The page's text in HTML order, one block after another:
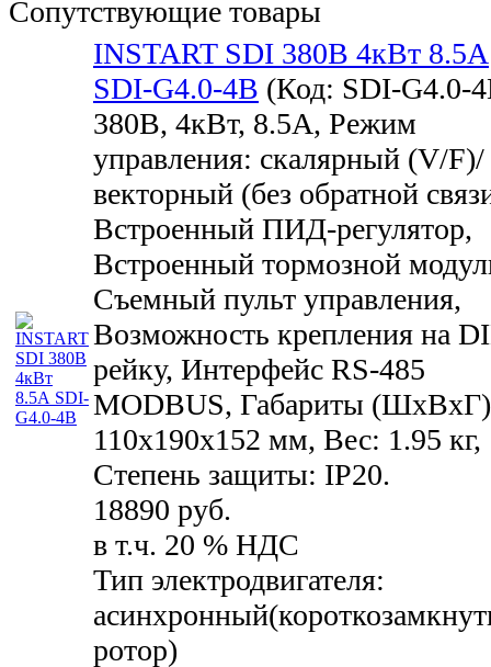
Сопутствующие товары
INSTART SDI 380В 4кВт 8.5А
SDI-G4.0-4B (Код: SDI-G4.0-
380В, 4кВт, 8.5А, Режим
управления: скалярный (V/F)/
векторный (без обратной
Встроенный ПИД-регулятор,
Встроенный тормозной
Съемный пульт управления,
Возможность крепления на
рейку, Интерфейс RS-485
MODBUS, Габариты
110x190x152 мм, Вес: 1.95 кг,
Степень защиты: IP20.
18890 руб.
в т.ч. 20 % НДС
Тип электродвигателя:
ротор)